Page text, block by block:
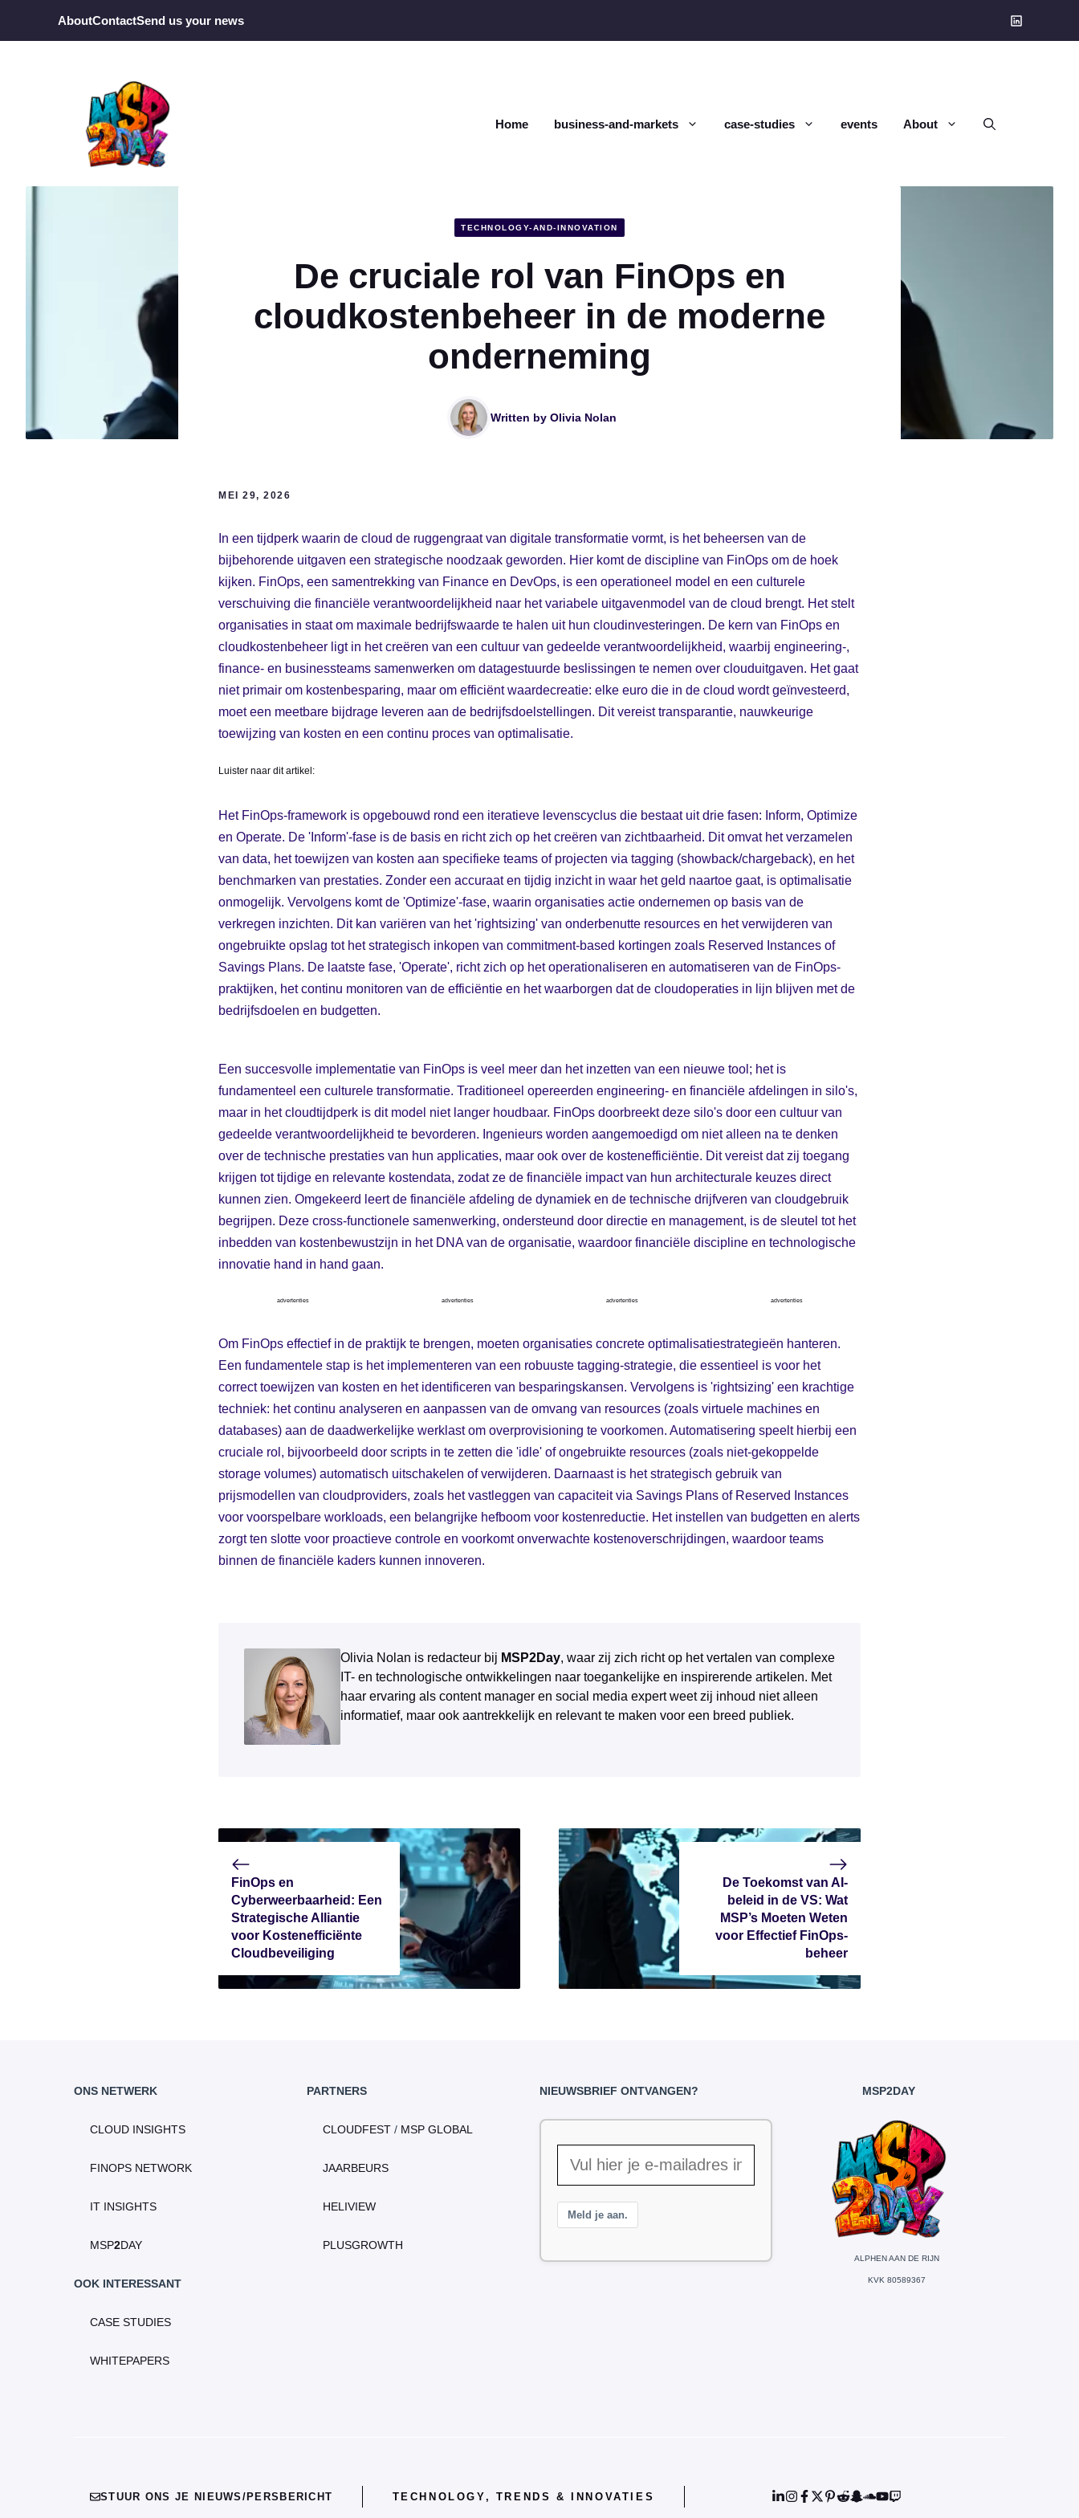
AboutContactSend us your news
Home business-and-markets case-studies events About
TECHNOLOGY-AND-INNOVATION
De cruciale rol van FinOps en
cloudkostenbeheer in de moderne
onderneming
Written by Olivia Nolan
MEI 29, 2026
In een tijdperk waarin de cloud de ruggengraat van digitale transformatie vormt, is het beheersen van de
bijbehorende uitgaven een strategische noodzaak geworden. Hier komt de discipline van FinOps om de hoek
kijken. FinOps, een samentrekking van Finance en DevOps, is een operationeel model en een culturele
verschuiving die financiële verantwoordelijkheid naar het variabele uitgavenmodel van de cloud brengt. Het stelt
organisaties in staat om maximale bedrijfswaarde te halen uit hun cloudinvesteringen. De kern van FinOps en
cloudkostenbeheer ligt in het creëren van een cultuur van gedeelde verantwoordelijkheid, waarbij engineering-,
finance- en businessteams samenwerken om datagestuurde beslissingen te nemen over clouduitgaven. Het gaat
niet primair om kostenbesparing, maar om efficiënt waardecreatie: elke euro die in de cloud wordt geïnvesteerd,
moet een meetbare bijdrage leveren aan de bedrijfsdoelstellingen. Dit vereist transparantie, nauwkeurige
toewijzing van kosten en een continu proces van optimalisatie.
Luister naar dit artikel:
Het FinOps-framework is opgebouwd rond een iteratieve levenscyclus die bestaat uit drie fasen: Inform, Optimize
en Operate. De 'Inform'-fase is de basis en richt zich op het creëren van zichtbaarheid. Dit omvat het verzamelen
van data, het toewijzen van kosten aan specifieke teams of projecten via tagging (showback/chargeback), en het
benchmarken van prestaties. Zonder een accuraat en tijdig inzicht in waar het geld naartoe gaat, is optimalisatie
onmogelijk. Vervolgens komt de 'Optimize'-fase, waarin organisaties actie ondernemen op basis van de
verkregen inzichten. Dit kan variëren van het 'rightsizing' van onderbenutte resources en het verwijderen van
ongebruikte opslag tot het strategisch inkopen van commitment-based kortingen zoals Reserved Instances of
Savings Plans. De laatste fase, 'Operate', richt zich op het operationaliseren en automatiseren van de FinOps-
praktijken, het continu monitoren van de efficiëntie en het waarborgen dat de cloudoperaties in lijn blijven met de
bedrijfsdoelen en budgetten.
Een succesvolle implementatie van FinOps is veel meer dan het inzetten van een nieuwe tool; het is
fundamenteel een culturele transformatie. Traditioneel opereerden engineering- en financiële afdelingen in silo's,
maar in het cloudtijdperk is dit model niet langer houdbaar. FinOps doorbreekt deze silo's door een cultuur van
gedeelde verantwoordelijkheid te bevorderen. Ingenieurs worden aangemoedigd om niet alleen na te denken
over de technische prestaties van hun applicaties, maar ook over de kostenefficiëntie. Dit vereist dat zij toegang
krijgen tot tijdige en relevante kostendata, zodat ze de financiële impact van hun architecturale keuzes direct
kunnen zien. Omgekeerd leert de financiële afdeling de dynamiek en de technische drijfveren van cloudgebruik
begrijpen. Deze cross-functionele samenwerking, ondersteund door directie en management, is de sleutel tot het
inbedden van kostenbewustzijn in het DNA van de organisatie, waardoor financiële discipline en technologische
innovatie hand in hand gaan.
advertenties advertenties advertenties advertenties
Om FinOps effectief in de praktijk te brengen, moeten organisaties concrete optimalisatiestrategieën hanteren.
Een fundamentele stap is het implementeren van een robuuste tagging-strategie, die essentieel is voor het
correct toewijzen van kosten en het identificeren van besparingskansen. Vervolgens is 'rightsizing' een krachtige
techniek: het continu analyseren en aanpassen van de omvang van resources (zoals virtuele machines en
databases) aan de daadwerkelijke werklast om overprovisioning te voorkomen. Automatisering speelt hierbij een
cruciale rol, bijvoorbeeld door scripts in te zetten die 'idle' of ongebruikte resources (zoals niet-gekoppelde
storage volumes) automatisch uitschakelen of verwijderen. Daarnaast is het strategisch gebruik van
prijsmodellen van cloudproviders, zoals het vastleggen van capaciteit via Savings Plans of Reserved Instances
voor voorspelbare workloads, een belangrijke hefboom voor kostenreductie. Het instellen van budgetten en alerts
zorgt ten slotte voor proactieve controle en voorkomt onverwachte kostenoverschrijdingen, waardoor teams
binnen de financiële kaders kunnen innoveren.
Olivia Nolan is redacteur bij MSP2Day, waar zij zich richt op het vertalen van complexe
IT- en technologische ontwikkelingen naar toegankelijke en inspirerende artikelen. Met
haar ervaring als content manager en social media expert weet zij inhoud niet alleen
informatief, maar ook aantrekkelijk en relevant te maken voor een breed publiek.
FinOps en
Cyberweerbaarheid: Een
Strategische Alliantie
voor Kostenefficiënte
Cloudbeveiliging
De Toekomst van AI-
beleid in de VS: Wat
MSP’s Moeten Weten
voor Effectief FinOps-
beheer
ONS NETWERK
CLOUD INSIGHTS
FINOPS NETWORK
IT INSIGHTS
MSP2DAY
OOK INTERESSANT
CASE STUDIES
WHITEPAPERS
PARTNERS
CLOUDFEST / MSP GLOBAL
JAARBEURS
HELIVIEW
PLUSGROWTH
NIEUWSBRIEF ONTVANGEN?
Meld je aan.
MSP2DAY
ALPHEN AAN DE RIJN
KVK 80589367
STUUR ONS JE NIEUWS/PERSBERICHT TECHNOLOGY, TRENDS & INNOVATIES